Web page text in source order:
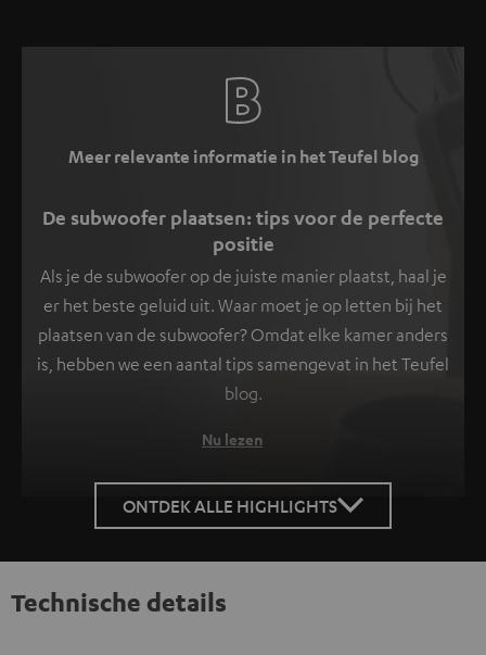
Meer relevante informatie in het Teufel blog
De subwoofer plaatsen: tips voor de perfecte
positie
Als je de subwoofer op de juiste manier plaatst, haal je
er het beste geluid uit. Waar moet je op letten bij het
plaatsen van de subwoofer? Omdat elke kamer anders
is, hebben we een aantal tips samengevat in het Teufel
blog.
Nu lezen
ONTDEK ALLE HIGHLIGHTS
Technische details